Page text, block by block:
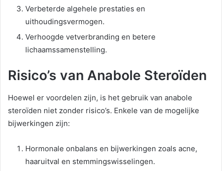
Verbeterde algehele prestaties en
uithoudingsvermogen.
Verhoogde vetverbranding en betere
lichaamssamenstelling.
Risico’s van Anabole Steroïden
Hoewel er voordelen zijn, is het gebruik van anabole
steroïden niet zonder risico’s. Enkele van de mogelijke
bijwerkingen zijn:
Hormonale onbalans en bijwerkingen zoals acne,
haaruitval en stemmingswisselingen.